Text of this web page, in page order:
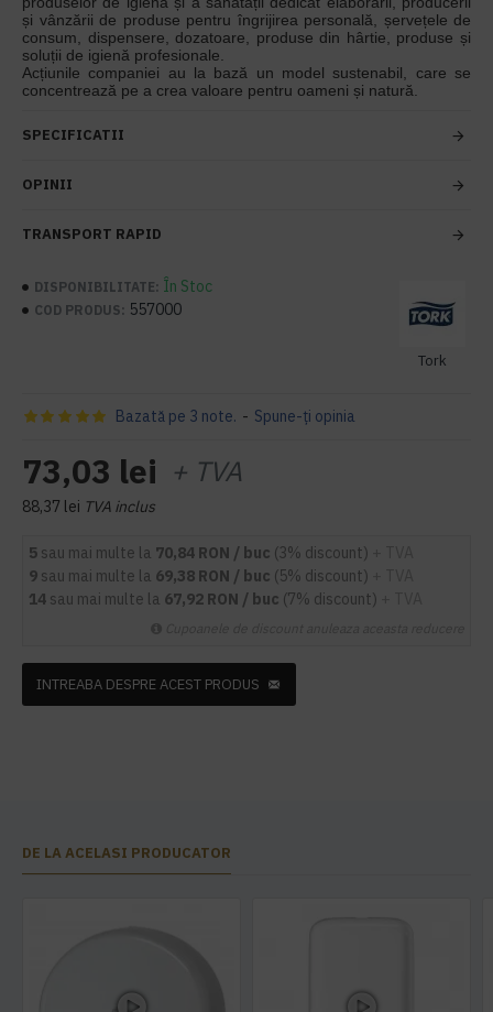
și vânzării de produse pentru îngrijirea personală, șervețele de
consum, dispensere, dozatoare, produse din hârtie, produse și
soluții de igienă profesionale.
Acțiunile companiei au la bază un model sustenabil, care se
concentrează pe a crea valoare pentru oameni și natură.
SPECIFICATII
OPINII
TRANSPORT RAPID
DISPONIBILITATE: În Stoc
COD PRODUS: 557000
Tork
Bazată pe 3 note. - Spune-ţi opinia
73,03 lei + TVA
88,37 lei TVA inclus
5 sau mai multe la 70,84 RON / buc (3% discount)
9 sau mai multe la 69,38 RON / buc (5% discount)
14 sau mai multe la 67,92 RON / buc (7% discount)
INTREABA DESPRE ACEST PRODUS
DE LA ACELASI PRODUCATOR